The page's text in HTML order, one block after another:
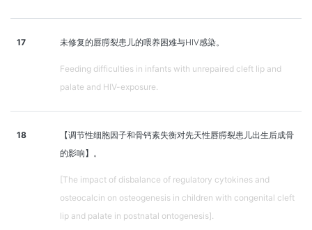
17 未修复的唇腭裂患儿的喂养困难与HIV感染。
Feeding difficulties in infants with unrepaired cleft lip and
palate and HIV-exposure.
18
【调节性细胞因子和骨钙素失衡对先天性唇腭裂患儿出生后成骨
的影响】。
[The impact of disbalance of regulatory cytokines and
osteocalcin on osteogenesis in children with congenital cleft
lip and palate in postnatal ontogenesis].